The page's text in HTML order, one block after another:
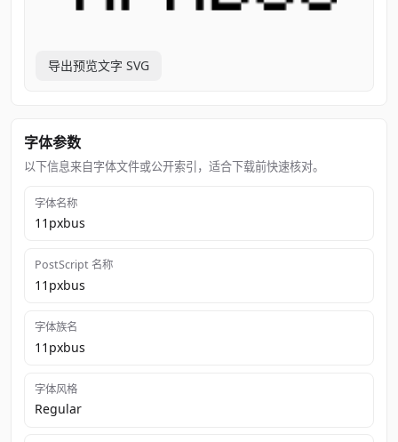
导出预览文字 SVG
字体参数
以下信息来自字体文件或公开索引，适合下载前快速核对。
字体名称
11pxbus
PostScript 名称
11pxbus
字体族名
11pxbus
字体风格
Regular